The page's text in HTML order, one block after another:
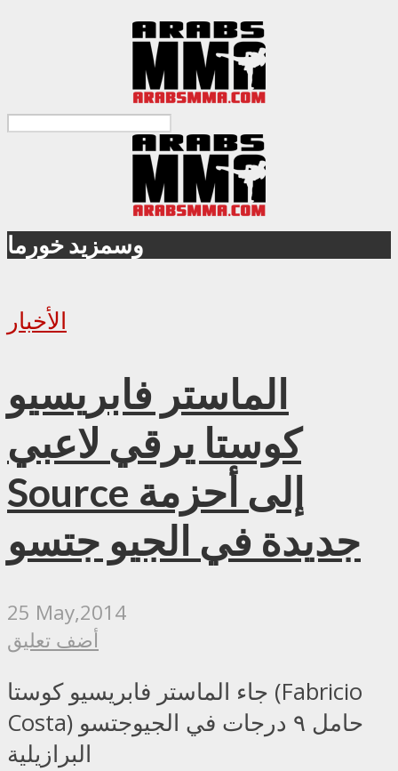
وسمزيد خورما
الأخبار
الماستر فابريسيو
كوستا يرقي لاعبي
Source إلى أحزمة
جديدة في الجيو جتسو
25 May,2014
أضف تعليق
جاء الماستر فابريسيو كوستا (Fabricio
Costa) حامل ٩ درجات في الجيوجتسو
البرازيلية